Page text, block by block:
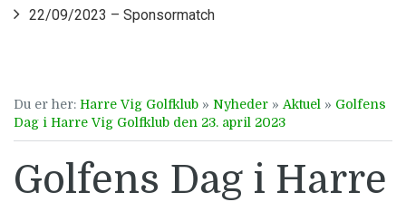
22/09/2023 – Sponsormatch
Du er her: Harre Vig Golfklub » Nyheder » Aktuel » Golfens
Dag i Harre Vig Golfklub den 23. april 2023
Golfens Dag i Harre